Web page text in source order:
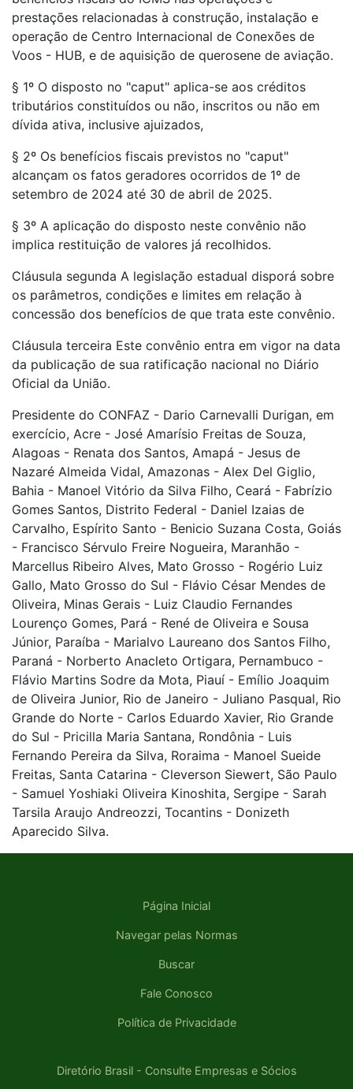
prestações relacionadas à construção, instalação e
operação de Centro Internacional de Conexões de
Voos - HUB, e de aquisição de querosene de aviação.
§ 1º O disposto no "caput" aplica-se aos créditos
tributários constituídos ou não, inscritos ou não em
dívida ativa, inclusive ajuizados,
§ 2º Os benefícios fiscais previstos no "caput"
alcançam os fatos geradores ocorridos de 1º de
setembro de 2024 até 30 de abril de 2025.
§ 3º A aplicação do disposto neste convênio não
implica restituição de valores já recolhidos.
Cláusula segunda A legislação estadual disporá sobre
os parâmetros, condições e limites em relação à
concessão dos benefícios de que trata este convênio.
Cláusula terceira Este convênio entra em vigor na data
da publicação de sua ratificação nacional no Diário
Oficial da União.
Presidente do CONFAZ - Dario Carnevalli Durigan, em
exercício, Acre - José Amarísio Freitas de Souza,
Alagoas - Renata dos Santos, Amapá - Jesus de
Nazaré Almeida Vidal, Amazonas - Alex Del Giglio,
Bahia - Manoel Vitório da Silva Filho, Ceará - Fabrízio
Gomes Santos, Distrito Federal - Daniel Izaias de
Carvalho, Espírito Santo - Benicio Suzana Costa, Goiás
- Francisco Sérvulo Freire Nogueira, Maranhão -
Marcellus Ribeiro Alves, Mato Grosso - Rogério Luiz
Gallo, Mato Grosso do Sul - Flávio César Mendes de
Oliveira, Minas Gerais - Luiz Claudio Fernandes
Lourenço Gomes, Pará - René de Oliveira e Sousa
Júnior, Paraíba - Marialvo Laureano dos Santos Filho,
Paraná - Norberto Anacleto Ortigara, Pernambuco -
Flávio Martins Sodre da Mota, Piauí - Emílio Joaquim
de Oliveira Junior, Rio de Janeiro - Juliano Pasqual, Rio
Grande do Norte - Carlos Eduardo Xavier, Rio Grande
do Sul - Pricilla Maria Santana, Rondônia - Luis
Fernando Pereira da Silva, Roraima - Manoel Sueide
Freitas, Santa Catarina - Cleverson Siewert, São Paulo
- Samuel Yoshiaki Oliveira Kinoshita, Sergipe - Sarah
Tarsila Araujo Andreozzi, Tocantins - Donizeth
Aparecido Silva.
Página Inicial
Navegar pelas Normas
Buscar
Fale Conosco
Política de Privacidade
Diretório Brasil - Consulte Empresas e Sócios